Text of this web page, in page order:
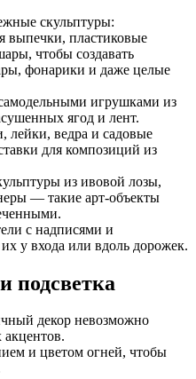
скульптуры:
выпечки, пластиковые
чтобы создавать
фонарики и даже целые
игрушками из
ягод и лент.
лейки, ведра и садовые
для композиций из
из ивовой лозы,
— такие арт-объекты
с надписями и
у входа или вдоль дорожек.
подсветка
декор невозможно
акцентов.
и цветом огней, чтобы